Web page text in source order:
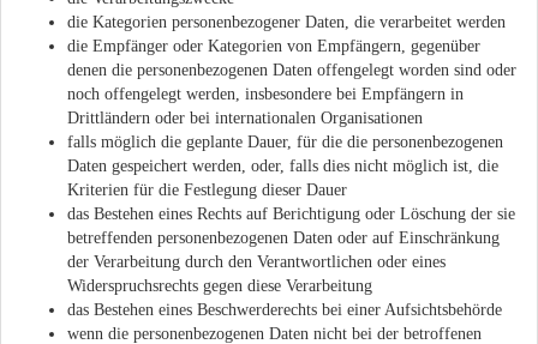
die Kategorien personenbezogener Daten, die verarbeitet werden
die Empfänger oder Kategorien von Empfängern, gegenüber
denen die personenbezogenen Daten offengelegt worden sind oder
noch offengelegt werden, insbesondere bei Empfängern in
Drittländern oder bei internationalen Organisationen
falls möglich die geplante Dauer, für die die personenbezogenen
Daten gespeichert werden, oder, falls dies nicht möglich ist, die
Kriterien für die Festlegung dieser Dauer
das Bestehen eines Rechts auf Berichtigung oder Löschung der sie
betreffenden personenbezogenen Daten oder auf Einschränkung
der Verarbeitung durch den Verantwortlichen oder eines
Widerspruchsrechts gegen diese Verarbeitung
das Bestehen eines Beschwerderechts bei einer Aufsichtsbehörde
wenn die personenbezogenen Daten nicht bei der betroffenen